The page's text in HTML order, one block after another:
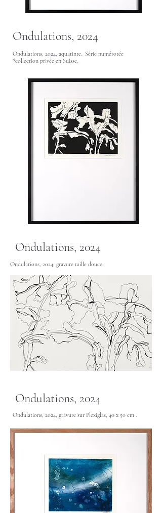
Ondulations, 2024
Ondulations, 2024, aquatinte. Série numérotée
*collection privée en Suisse.
Ondulations, 2024
Ondulations, 2024, gravure taille douce.
Ondulations, 2024
Ondulations, 2024, gravure sur Plexiglas, 40 x 50 cm .